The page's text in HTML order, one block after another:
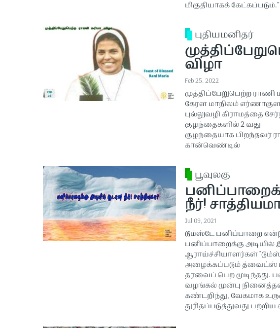
மிகுதியாகக்
புதியமனிதர்
விழா
Feb 25, 2022
முத்திப்பேறுபெற்ற ராணி
கேரள மாநிலம்
புல்லுவழி கிராமத்தை
குழந்தைகளில் 2 வது
குழந்தையாக பிறந்தவர்
கான்வெண்டில்
பூவுலகு
நீர்!
Jul 09, 2021
டூம்ஸ்டே பனிப்பாறை
பனிப்பாறைக்கு அடியில்
ஆராய்ச்சியாளர்கள்
அழைக்கப்படும் த்வைட்ஸ்
தரவைப் பெற முடிந்தது.
வழங்கல் முன்பு
கண்டறிந்து, வேகமாக
துரிதப்படுத்துவது